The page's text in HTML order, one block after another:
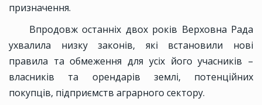
призначення.
Впродовж останніх двох років Верховна Рада
ухвалила низку законів, які встановили нові
правила та обмеження для усіх його учасників –
власників та орендарів землі, потенційних
покупців, підприємств аграрного сектору.